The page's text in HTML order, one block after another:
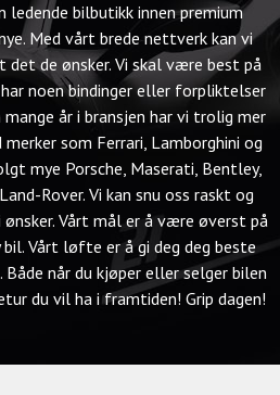
ledende bilbutikk innen premium
Med vårt brede nettverk kan vi
det de ønsker. Vi skal være best på
noen bindinger eller forpliktelser
år i bransjen har vi trolig mer
som Ferrari, Lamborghini og
mye Porsche, Maserati, Bentley,
Rover. Vi kan snu oss raskt og
Vårt mål er å være øverst på
Vårt løfte er å gi deg deg beste
når du kjøper eller selger bilen
du vil ha i framtiden! Grip dagen!